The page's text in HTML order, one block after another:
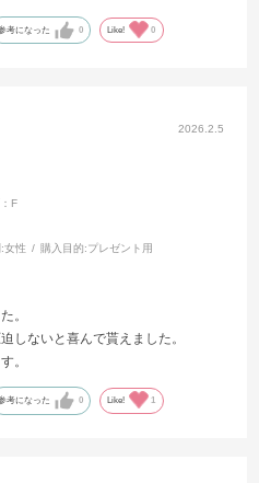
考になった 0 Like! 0
2026.2.5
F
:女性 購入目的:プレゼント用
。
しないと喜んで貰えました。
。
考になった 0 Like! 1